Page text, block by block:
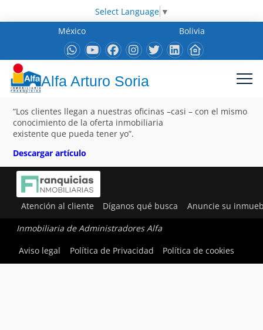
Select Language ▼
México
Bolivia
Alfa Arturo Soria
“Los clientes llegan a nuestras oficinas –casi – con el mismo
conocimiento de la oferta inmobiliaria
existente que pueda tener yo”.
Descargar artículo
Atención al cliente Díganos qué busca Anuncie su
Inmobiliaria de Administradores Alfa
Aviso legal
Política de Privacidad Política de cookies